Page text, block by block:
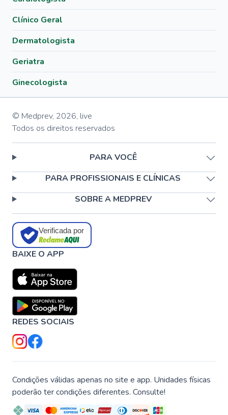
Clínico Geral
Dermatologista
Geriatra
Ginecologista
© Medprev, 2026, live
Todos os direitos reservados
PARA VOCÊ
PARA PROFISSIONAIS E CLÍNICAS
SOBRE A MEDPREV
Verificada por
BAIXE O APP
REDES SOCIAIS
Condições válidas apenas no site e app. Unidades físicas
poderão ter condições diferentes. Consulte!